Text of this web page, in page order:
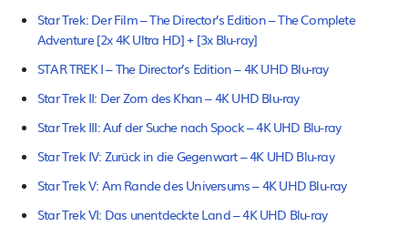
Star Trek: Der Film – The Director’s Edition – The Complete
Adventure [2x 4K Ultra HD] + [3x Blu-ray]
STAR TREK I – The Director’s Edition – 4K UHD Blu-ray
Star Trek II: Der Zorn des Khan – 4K UHD Blu-ray
Star Trek III: Auf der Suche nach Spock – 4K UHD Blu-ray
Star Trek IV: Zurück in die Gegenwart – 4K UHD Blu-ray
Star Trek V: Am Rande des Universums – 4K UHD Blu-ray
Star Trek VI: Das unentdeckte Land – 4K UHD Blu-ray